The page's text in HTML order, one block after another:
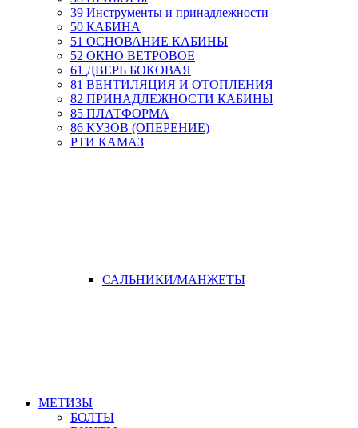
39 Инструменты и принадлежности
50 КАБИНА
51 ОСНОВАНИЕ КАБИНЫ
52 ОКНО ВЕТРОВОЕ
61 ДВЕРЬ БОКОВАЯ
81 ВЕНТИЛЯЦИЯ И ОТОПЛЕНИЯ
82 ПРИНАДЛЕЖНОСТИ КАБИНЫ
85 ПЛАТФОРМА
86 КУЗОВ (ОПЕРЕНИЕ)
РТИ КАМАЗ
САЛЬНИКИ/МАНЖЕТЫ
МЕТИЗЫ
БОЛТЫ